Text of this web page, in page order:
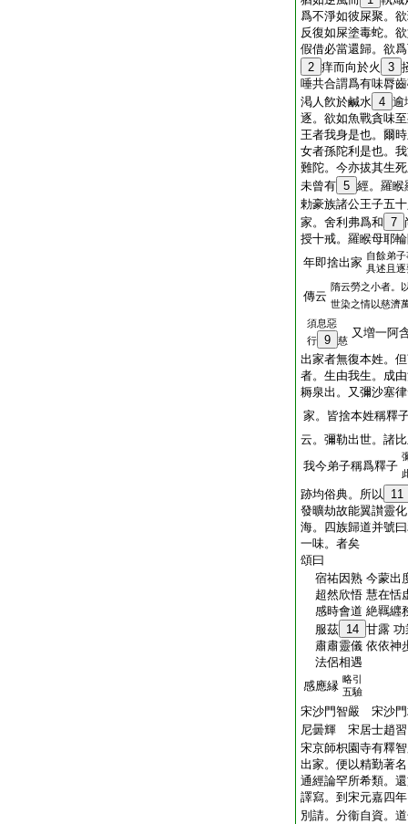
爲不淨如彼屎聚。
反復如屎塗毒蛇。
假借必當還歸。欲
2 痒而向於火 3
唾共合謂爲有味脣
渇人飮於鹹水 4 逾
逐。欲如魚戰貪味
王者我身是也。爾
女者孫陀利是也。
難陀。今亦拔其生
未曾有 5 經。羅睺
勅豪族諸公王子五
家。舍利弗爲和 7
授十戒。羅睺母耶
年即捨出家 自餘弟
具述且
傳云
隋云勞之小者。
世染之情以慈濟
須息惡
行
9 慈
又増一阿
出家者無復本姓。
者。生由我生。成
耨泉出。又彌沙塞
家。皆捨本姓稱釋
云。彌勒出世。諸
我今弟子稱爲釋子
跡均俗典。所以
11
發曠劫故能翼讃靈
海。四族歸道并號
一味。者矣
頌曰
宿祐因熟 今蒙出
超然欣悟 慧在恬
感時會道 絶羈纒
服茲 14 甘露 功
肅肅靈儀 依依神
法侶相遇
感應縁 略引
五驗
宋沙門智嚴 宋沙
尼曇輝 宋居士趙
宋京師枳園寺有釋
出家。便以精勤著
通經論罕所希類。
譯寫。到宋元嘉四
別請。分衞自資。